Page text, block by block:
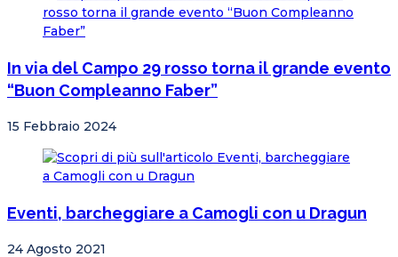
In via del Campo 29 rosso torna il grande evento
“Buon Compleanno Faber”
15 Febbraio 2024
Eventi, barcheggiare a Camogli con u Dragun
24 Agosto 2021